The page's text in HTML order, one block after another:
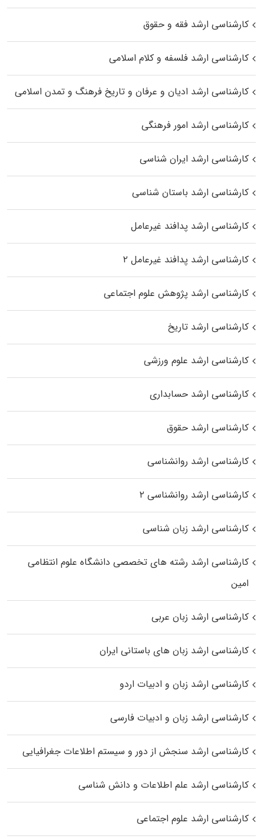
کارشناسی ارشد فقه و حقوق
کارشناسی ارشد فلسفه و کلام اسلامی
کارشناسی ارشد ادیان و عرفان و تاریخ فرهنگ و تمدن اسلامی
کارشناسی ارشد امور فرهنگی
کارشناسی ارشد ایران شناسی
کارشناسی ارشد باستان شناسی
کارشناسی ارشد پدافند غیرعامل
کارشناسی ارشد پدافند غیرعامل ۲
کارشناسی ارشد پژوهش علوم اجتماعی
کارشناسی ارشد تاریخ
کارشناسی ارشد علوم ورزشی
کارشناسی ارشد حسابداری
کارشناسی ارشد حقوق
کارشناسی ارشد روانشناسی
کارشناسی ارشد روانشناسی ۲
کارشناسی ارشد زبان شناسی
کارشناسی ارشد رﺷﺘﻪ ﻫﺎی تخصصی داﻧﺸﮕﺎه ﻋﻠﻮم انتظامی
اﻣﻴﻦ
کارشناسی ارشد زبان عربی
کارشناسی ارشد زبان‌ های باستانی ایران
کارشناسی ارشد زبان و ادبیات اردو
کارشناسی ارشد زبان و ادبیات فارسی
کارشناسی ارشد سنجش از دور و سیستم اطلاعات جغرافیایی
کارشناسی ارشد علم اطلاعات و دانش شناسی
کارشناسی ارشد علوم اجتماعی